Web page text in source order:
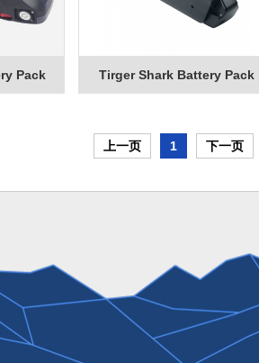
Pack Tirger Shark Battery Pack
上一页 1 下一页